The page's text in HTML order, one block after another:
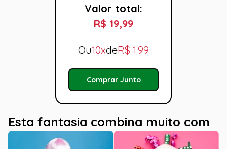
Valor total:
R$ 19,99
Ou10xdeR$ 1.99
Comprar Junto
Esta fantasia combina muito com